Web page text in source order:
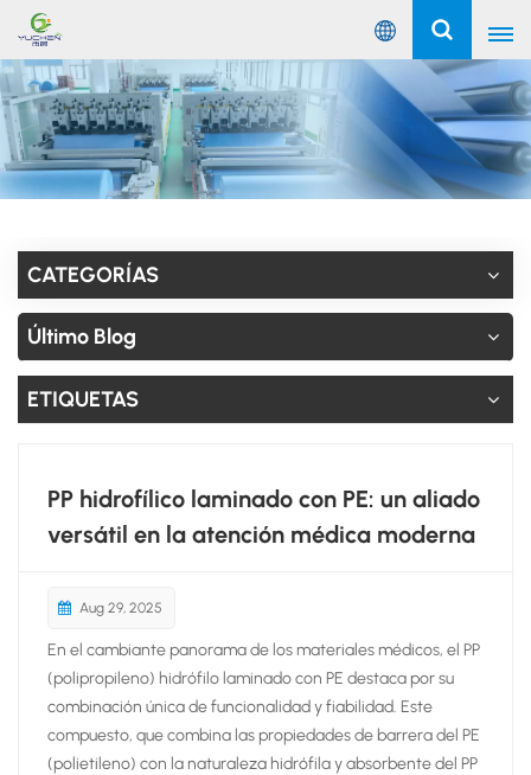
Español
English
Русский
Español
Português
عربي
CATEGORÍAS
Último Blog
ETIQUETAS
PP hidrofílico laminado con PE: un aliado
versátil en la atención médica moderna
Aug 29, 2025
En el cambiante panorama de los materiales médicos, el PP
(polipropileno) hidrófilo laminado con PE destaca por su
combinación única de funcionalidad y fiabilidad. Este
compuesto, que combina las propiedades de barrera del PE
(polietileno) con la naturaleza hidrófila y absorbente del PP